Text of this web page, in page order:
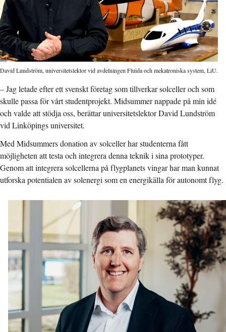
David Lundström, universitetslektor vid avdelningen Fluida och mekatroniska system, LiU.
– Jag letade efter ett svenskt företag som tillverkar solceller och som
skulle passa för vårt studentprojekt. Midsummer nappade på min idé
och valde att stödja oss, berättar universitetslektor David Lundström
vid Linköpings universitet.
Med Midsummers donation av solceller har studenterna fått
möjligheten att testa och integrera denna teknik i sina prototyper.
Genom att integrera solcellerna på flygplanets vingar har man kunnat
utforska potentialen av solenergi som en energikälla för autonomt flyg.